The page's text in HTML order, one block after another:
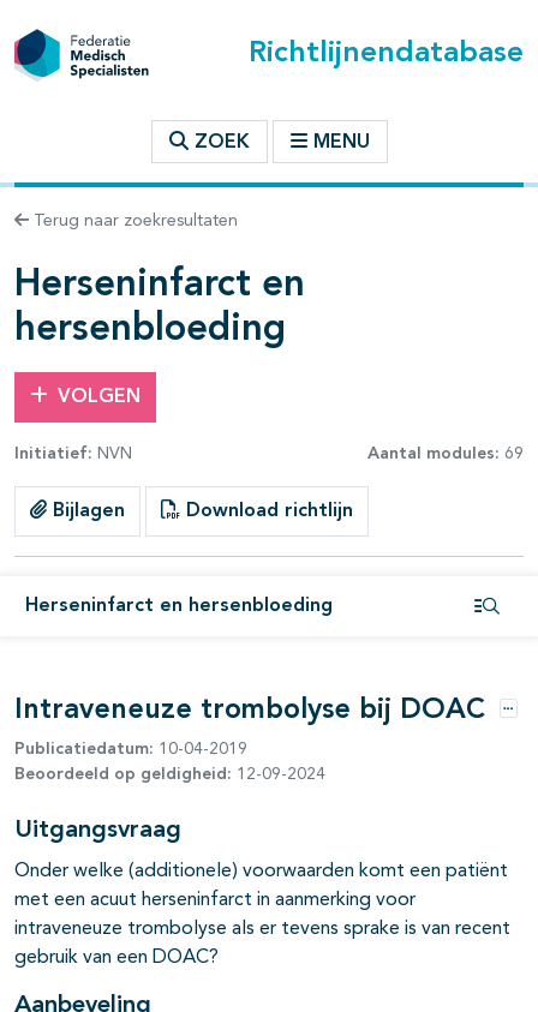
Richtlijnendatabase
ZOEK MENU
Terug naar zoekresultaten
Herseninfarct en
hersenbloeding
VOLGEN
Initiatief: NVN Aantal modules: 69
Bijlagen Download richtlijn
Herseninfarct en hersenbloeding
binnen deze richtlijn
open- en dichtklappen
open- en dichtklappen
Intraveneuze trombolyse bij DOAC
Publicatiedatum: 10-04-2019
Beoordeeld op geldigheid: 12-09-2024
Uitgangsvraag
Onder welke (additionele) voorwaarden komt een patiënt
met een acuut herseninfarct in aanmerking voor
intraveneuze trombolyse als er tevens sprake is van recent
gebruik van een DOAC?
Aanbeveling